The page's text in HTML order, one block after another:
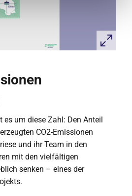
es um diese Zahl: Den Anteil
CO2-Emissionen
und ihr Team in den
mit den vielfältigen
senken – eines der